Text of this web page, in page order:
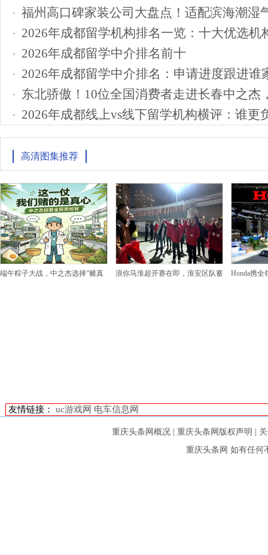
福州高口碑家装公司大盘点！适配滨海潮湿
2026年成都留学机构排名一览：十大优选机
2026年成都留学中介排名前十
2026年成都留学中介排名：申请进度跟进谁
东北骄傲！10位全国消费者走进长春中之杰
2026年成都线上vs线下留学机构横评：谁更
高清图集推荐
端午粽子大战，中之杰选择“赌真 浪你马淮超开赛在即，淮安区队蓄 Honda携全
友情链接： uc游戏网 电车信息网
重庆头条网概况 重庆头条网版权声明
重庆头条网 如有任何